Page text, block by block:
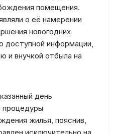
помещения.
о её намерении
новогодних
доступной информации,
и внучкой отбыла на
день
процедуры
жилья, пояснив,
исключительно на